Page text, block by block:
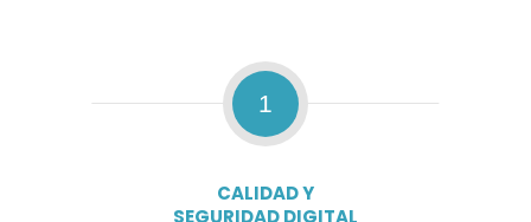
1
CALIDAD Y
SEGURIDAD DIGITAL